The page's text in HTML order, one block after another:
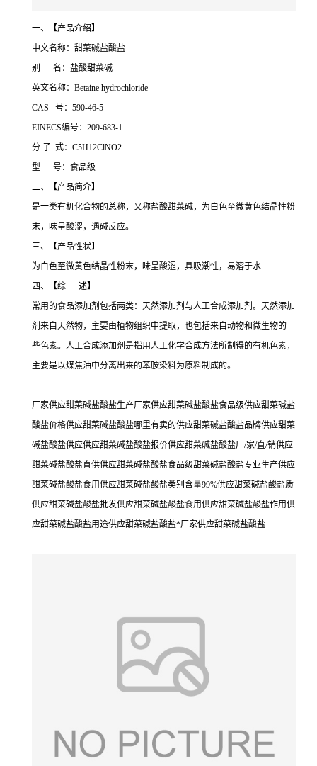
一、【产品介绍】
中文名称：甜菜碱盐酸盐
别 名：盐酸甜菜碱
英文名称：Betaine hydrochloride
CAS 号：590-46-5
EINECS编号：209-683-1
分 子 式：C5H12ClNO2
型 号：食品级
二、【产品简介】
是一类有机化合物的总称，又称盐酸甜菜碱，为白色至微黄色结晶性粉
末，味呈酸涩，遇碱反应。
三、【产品性状】
为白色至微黄色结晶性粉末，味呈酸涩，具吸潮性，易溶于水
四、【综 述】
常用的食品添加剂包括两类：天然添加剂与人工合成添加剂。天然添加
剂来自天然物，主要由植物组织中提取，也包括来自动物和微生物的一
些色素。人工合成添加剂是指用人工化学合成方法所制得的有机色素，
主要是以煤焦油中分离出来的苯胺染料为原料制成的。
厂家供应甜菜碱盐酸盐生产厂家供应甜菜碱盐酸盐食品级供应甜菜碱盐
酸盐价格供应甜菜碱盐酸盐哪里有卖的供应甜菜碱盐酸盐品牌供应甜菜
碱盐酸盐供应供应甜菜碱盐酸盐报价供应甜菜碱盐酸盐厂/家/直/销供应
甜菜碱盐酸盐直供供应甜菜碱盐酸盐食品级甜菜碱盐酸盐专业生产供应
甜菜碱盐酸盐食用供应甜菜碱盐酸盐类别含量99%供应甜菜碱盐酸盐质
供应甜菜碱盐酸盐批发供应甜菜碱盐酸盐食用供应甜菜碱盐酸盐作用供
应甜菜碱盐酸盐用途供应甜菜碱盐酸盐*厂家供应甜菜碱盐酸盐